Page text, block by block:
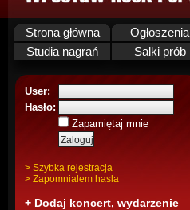
Strona główna Ogłoszenia
Studia nagrań
Salki prób
User:
Hasło:
Zapamiętaj mnie
> Szybka rejestracja
> Zapomnialem hasla
+ Dodaj koncert, wydarzenie